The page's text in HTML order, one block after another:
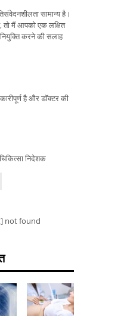
सामान्य है।
तो मैं आपको एक लक्षित
करने की सलाह
है और डॉक्टर की
निदेशक
not found